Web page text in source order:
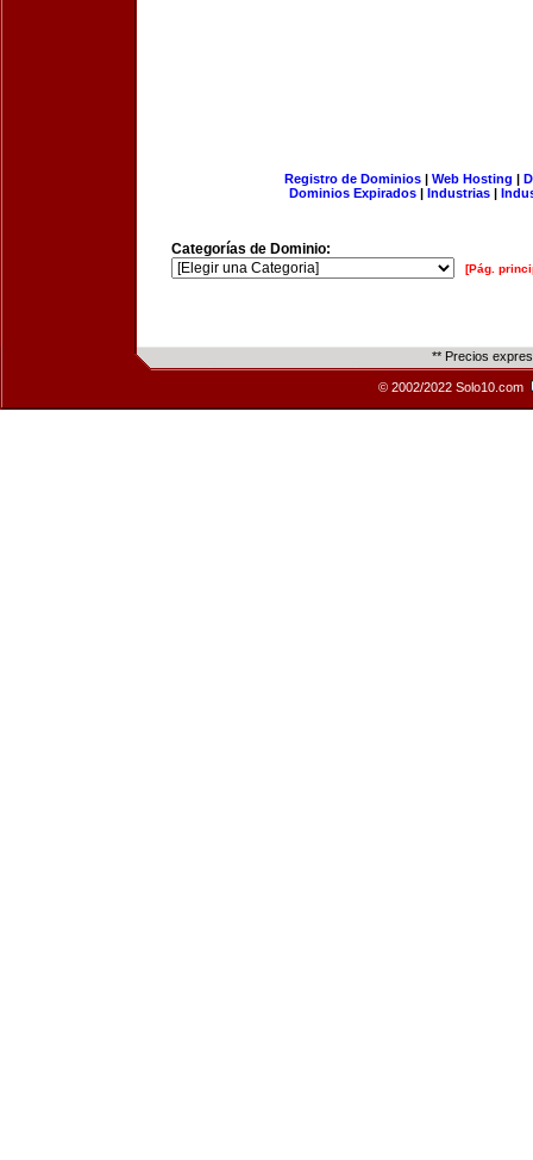
Registro de Dominios| Web Hosting |
Dominios Expirados | Industrias |
Categorías de Dominio:
[Pág.
** Precios
© 2002/2022 Solo10.com